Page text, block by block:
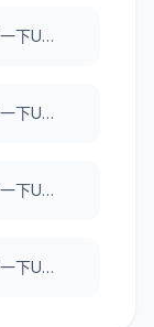
在国外怎么解除国内音乐地域限制 试了一下UNBLOCKCN，真好用。
在国外怎么解除国内音乐地域限制 试了一下UNBLOCKCN，真好用。
在国外怎么解除国内音乐地域限制 试了一下UNBLOCKCN，真好用。
在国外怎么解除国内音乐地域限制 试了一下UNBLOCKCN，真好用。